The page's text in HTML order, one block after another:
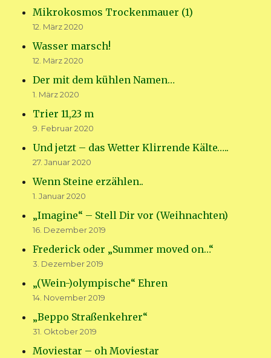
Mikrokosmos Trockenmauer (1)
12. März 2020
Wasser marsch!
12. März 2020
Der mit dem kühlen Namen…
1. März 2020
Trier 11,23 m
9. Februar 2020
Und jetzt – das Wetter Klirrende Kälte…..
27. Januar 2020
Wenn Steine erzählen..
1. Januar 2020
„Imagine“ – Stell Dir vor (Weihnachten)
16. Dezember 2019
Frederick oder „Summer moved on…“
3. Dezember 2019
„(Wein-)olympische“ Ehren
14. November 2019
„Beppo Straßenkehrer“
31. Oktober 2019
Moviestar – oh Moviestar